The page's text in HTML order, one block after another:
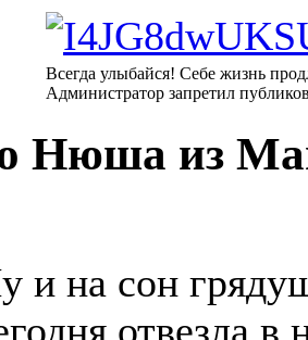
Всегда улыбайся! Себе жизнь
Администратор запретил
Нюша из
и на сон
отвезла